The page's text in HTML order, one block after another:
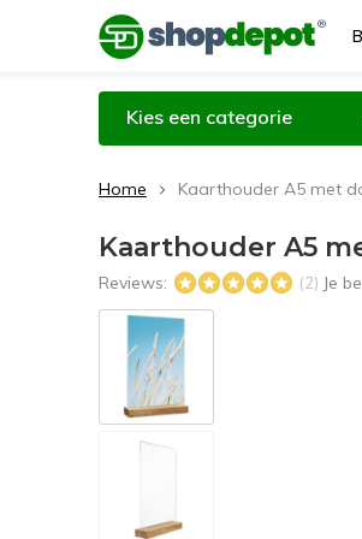
Kies een categorie
Home Kaarthouder A5 met
Kaarthouder A5
Reviews: (2) Je